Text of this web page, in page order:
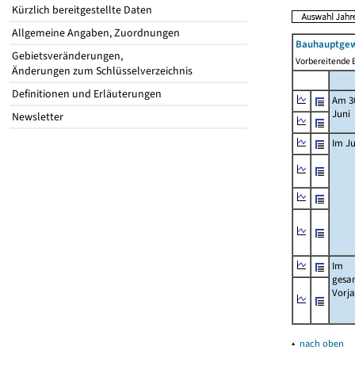
Kürzlich bereitgestellte Daten
Allgemeine Angaben, Zuordnungen
Gebietsveränderungen,
Änderungen zum Schlüsselverzeichnis
Definitionen und Erläuterungen
Newsletter
Vorbereitende
Am
Juni
Im
Im
▴ nach oben